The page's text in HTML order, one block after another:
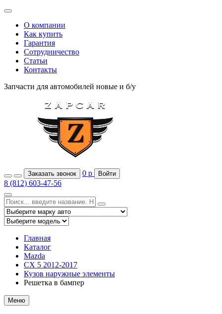
О компании
Как купить
Гарантия
Сотрудничество
Статьи
Контакты
Запчасти для автомобилей новые и б/у
Заказать звонок 0 р Войти
8 (812) 603-47-56
Главная
Каталог
Mazda
CX 5 2012-2017
Кузов наружные элементы
Решетка в бампер
Меню